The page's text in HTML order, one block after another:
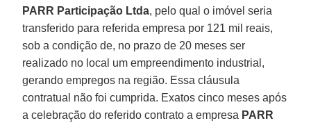
PARR Participação Ltda, pelo qual o imóvel seria
transferido para referida empresa por 121 mil reais,
sob a condição de, no prazo de 20 meses ser
realizado no local um empreendimento industrial,
gerando empregos na região. Essa cláusula
contratual não foi cumprida. Exatos cinco meses após
a celebração do referido contrato a empresa PARR